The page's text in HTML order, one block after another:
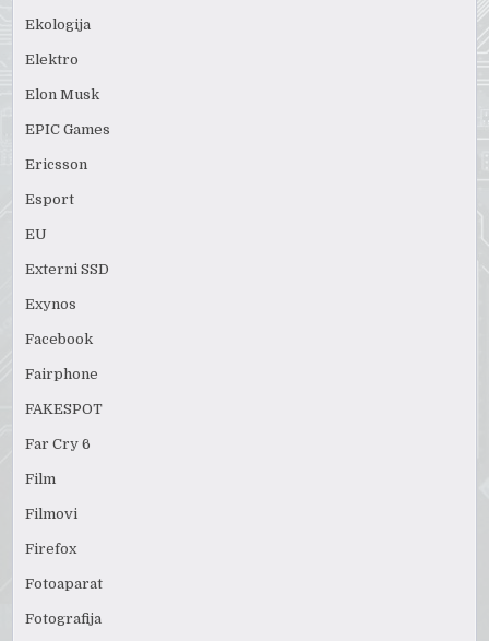
Ekologija
Elektro
Elon Musk
EPIC Games
Ericsson
Esport
EU
Externi SSD
Exynos
Facebook
Fairphone
FAKESPOT
Far Cry 6
Film
Filmovi
Firefox
Fotoaparat
Fotografija